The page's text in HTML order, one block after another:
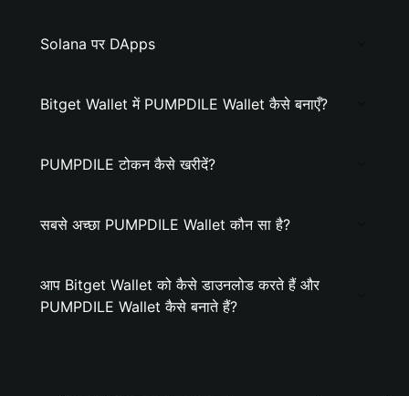
Solana पर DApps
Bitget Wallet में PUMPDILE Wallet कैसे बनाएँ?
PUMPDILE टोकन कैसे खरीदें?
सबसे अच्छा PUMPDILE Wallet कौन सा है?
आप Bitget Wallet को कैसे डाउनलोड करते हैं और
PUMPDILE Wallet कैसे बनाते हैं?